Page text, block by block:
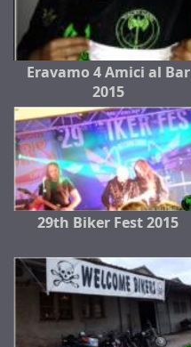
Eravamo 4 Amici al Bar
2015
29th Biker Fest 2015